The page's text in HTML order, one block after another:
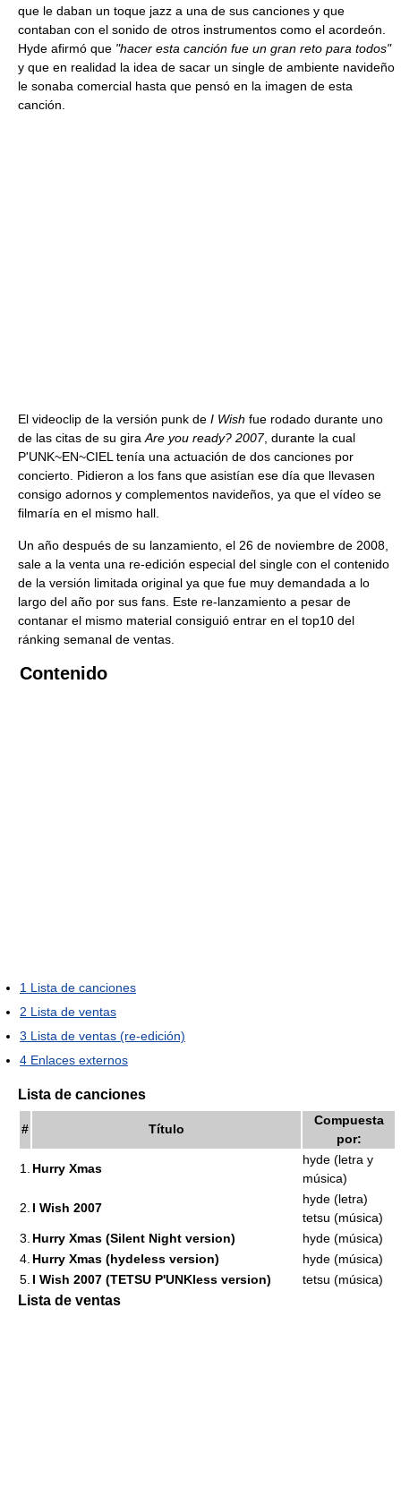
que le daban un toque jazz a una de sus canciones y que
contaban con el sonido de otros instrumentos como el acordeón.
Hyde afirmó que "hacer esta canción fue un gran reto para todos"
y que en realidad la idea de sacar un single de ambiente navideño
le sonaba comercial hasta que pensó en la imagen de esta
canción.
El videoclip de la versión punk de I Wish fue rodado durante uno
de las citas de su gira Are you ready? 2007, durante la cual
P'UNK~EN~CIEL tenía una actuación de dos canciones por
concierto. Pidieron a los fans que asistían ese día que llevasen
consigo adornos y complementos navideños, ya que el vídeo se
filmaría en el mismo hall.
Un año después de su lanzamiento, el 26 de noviembre de 2008,
sale a la venta una re-edición especial del single con el contenido
de la versión limitada original ya que fue muy demandada a lo
largo del año por sus fans. Este re-lanzamiento a pesar de
contanar el mismo material consiguió entrar en el top10 del
ránking semanal de ventas.
Contenido
1 Lista de canciones
2 Lista de ventas
3 Lista de ventas (re-edición)
4 Enlaces externos
Lista de canciones
# Título
Compuesta
por:
1. Hurry Xmas
hyde (letra y
música)
2. I Wish 2007
hyde (letra)
tetsu (música)
3. Hurry Xmas (Silent Night version)
hyde (música)
4. Hurry Xmas (hydeless version)
hyde (música)
5. I Wish 2007 (TETSU P'UNKless version) tetsu (música)
Lista de ventas